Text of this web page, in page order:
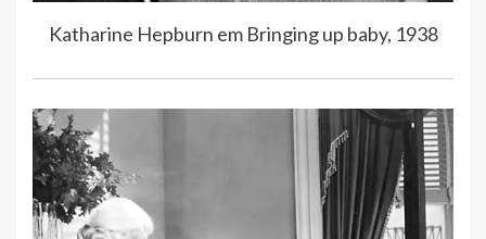
Katharine Hepburn em Bringing up baby, 1938